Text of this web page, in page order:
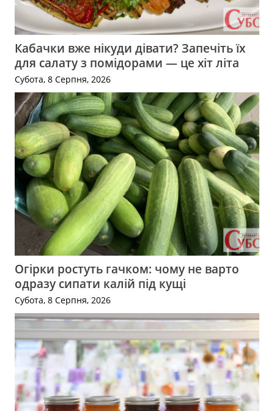
Кабачки вже нікуди дівати? Запечіть їх
для салату з помідорами — це хіт літа
Субота, 8 Серпня, 2026
Огірки ростуть гачком: чому не варто
одразу сипати калій під кущі
Субота, 8 Серпня, 2026